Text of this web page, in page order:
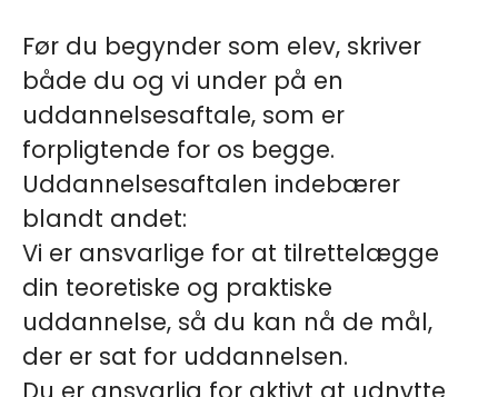
Før du begynder som elev, skriver
både du og vi under på en
uddannelsesaftale, som er
forpligtende for os begge.
Uddannelsesaftalen indebærer
blandt andet:
Vi er ansvarlige for at tilrettelægge
din teoretiske og praktiske
uddannelse, så du kan nå de mål,
der er sat for uddannelsen.